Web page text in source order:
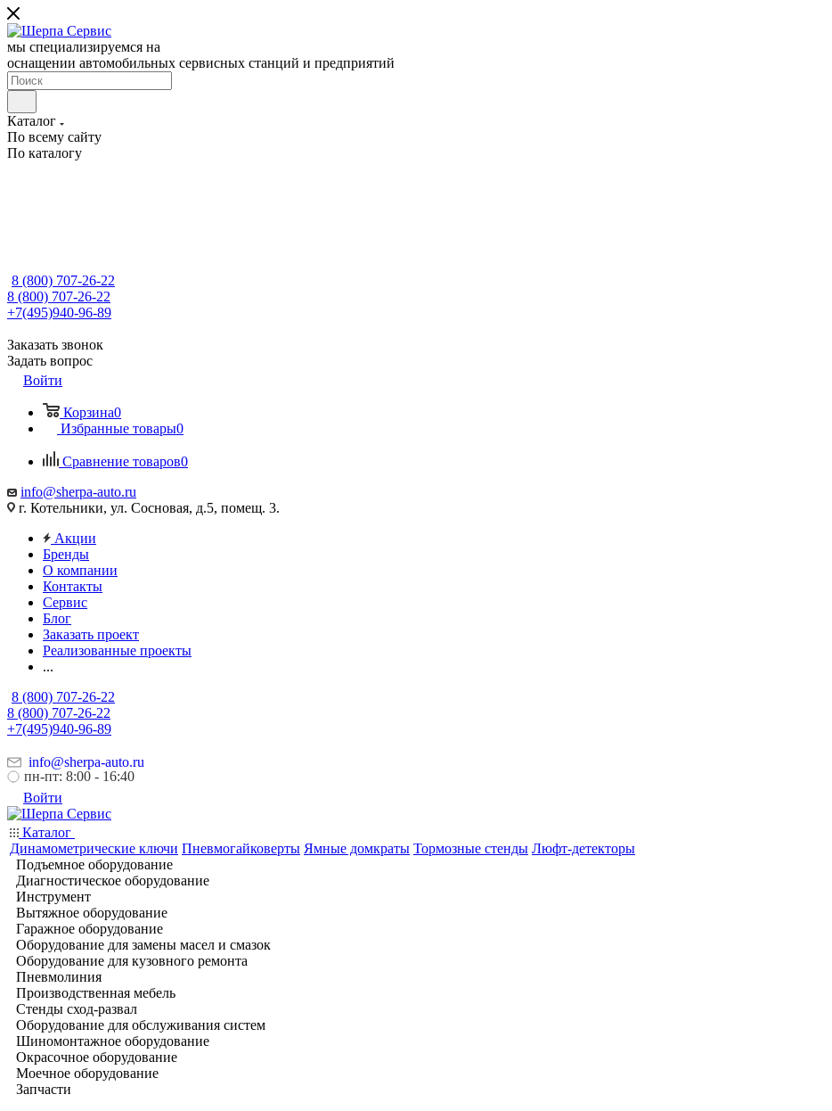
мы специализируемся на
оснащении автомобильных сервисных станций и предприятий
Каталог
По всему сайту
По каталогу
8 (800) 707-26-22
8 (800) 707-26-22
+7(495)940-96-89
Заказать звонок
Задать вопрос
Войти
Корзина0
Избранные товары0
Сравнение товаров0
info@sherpa-auto.ru
г. Котельники, ул. Сосновая, д.5, помещ. 3.
Акции
Бренды
О компании
Контакты
Сервис
Блог
Заказать проект
Реализованные проекты
...
8 (800) 707-26-22
8 (800) 707-26-22
+7(495)940-96-89
info@sherpa-auto.ru
пн-пт: 8:00 - 16:40
Войти
Каталог
Динамометрические ключи Пневмогайковерты Ямные домкраты Тормозные стенды Люфт-детекторы
Подъемное оборудование
Диагностическое оборудование
Инструмент
Вытяжное оборудование
Гаражное оборудование
Оборудование для замены масел и смазок
Оборудование для кузовного ремонта
Пневмолиния
Производственная мебель
Стенды сход-развал
Оборудование для обслуживания систем
Шиномонтажное оборудование
Окрасочное оборудование
Моечное оборудование
Запчасти